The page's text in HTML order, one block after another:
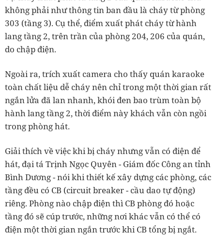
không phải như thông tin ban đầu là cháy từ phòng
303 (tầng 3). Cụ thể, điểm xuất phát cháy từ hành
lang tầng 2, trên trần của phòng 204, 206 của quán,
do chập điện.
Ngoài ra, trích xuất camera cho thấy quán karaoke
toàn chất liệu dễ cháy nên chỉ trong một thời gian rất
ngắn lửa đã lan nhanh, khói đen bao trùm toàn bộ
hành lang tầng 2, thời điểm này khách vẫn còn ngồi
trong phòng hát.
Giải thích về việc khi bị cháy nhưng vẫn có điện để
hát, đại tá Trịnh Ngọc Quyên - Giám đốc Công an tỉnh
Bình Dương - nói khi thiết kế xây dựng các phòng, các
tầng đều có CB (circuit breaker - cầu dao tự động)
riêng. Phòng nào chập điện thì CB phòng đó hoặc
tầng đó sẽ cúp trước, những nơi khác vẫn có thể có
điện một thời gian ngắn trước khi CB tổng bị ngắt.